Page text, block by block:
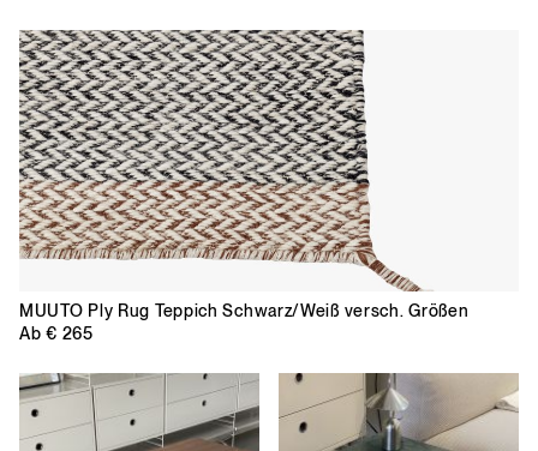
MUUTO Ply Rug Teppich Schwarz/Weiß versch. Größen
Ab€ 265